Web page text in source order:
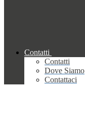
Contatti
Contatti
Dove Siamo
Contattaci